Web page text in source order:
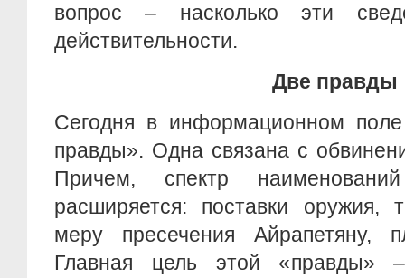
вопрос – насколько эти
действительности.
Две правды
Сегодня в информационном
правды». Одна связана с
Причем, спектр
расширяется: поставки оружия,
меру пресечения Айрапетяну,
Главная цель этой «правды»